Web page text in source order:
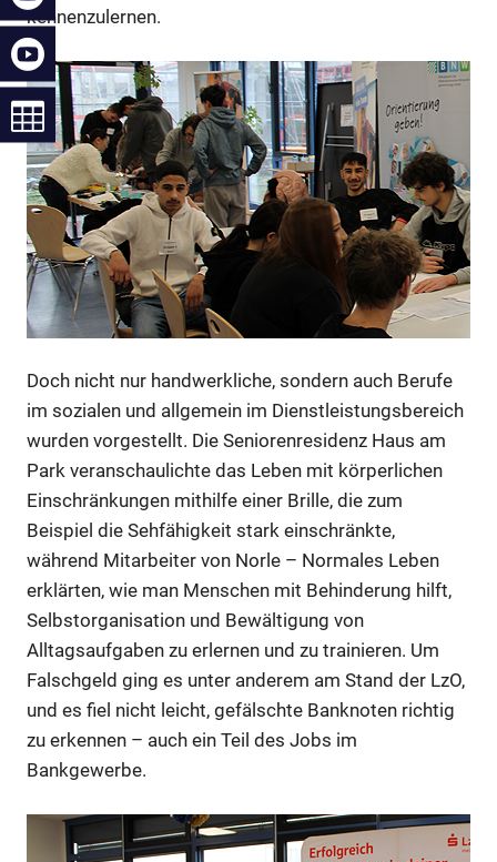
kennenzulernen.
Doch nicht nur handwerkliche, sondern auch Berufe
im sozialen und allgemein im Dienstleistungsbereich
wurden vorgestellt. Die Seniorenresidenz Haus am
Park veranschaulichte das Leben mit körperlichen
Einschränkungen mithilfe einer Brille, die zum
Beispiel die Sehfähigkeit stark einschränkte,
während Mitarbeiter von Norle – Normales Leben
erklärten, wie man Menschen mit Behinderung hilft,
Selbstorganisation und Bewältigung von
Alltagsaufgaben zu erlernen und zu trainieren. Um
Falschgeld ging es unter anderem am Stand der LzO,
und es fiel nicht leicht, gefälschte Banknoten richtig
zu erkennen – auch ein Teil des Jobs im
Bankgewerbe.